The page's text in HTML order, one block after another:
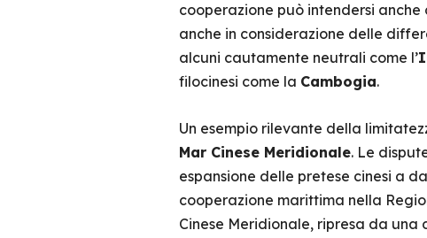
cooperazione può intendersi anche
anche in considerazione delle
alcuni cautamente neutrali come l’
filocinesi come la Cambogia.
Un esempio rilevante della
Mar Cinese Meridionale. Le
espansione delle pretese cinesi a
cooperazione marittima nella
Cinese Meridionale, ripresa da